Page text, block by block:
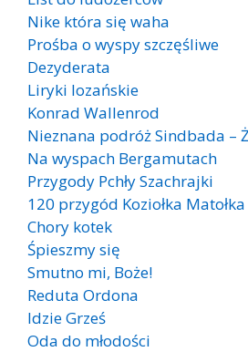
Nike która się waha
Prośba o wyspy szczęśliwe
Dezyderata
Liryki lozańskie
Konrad Wallenrod
Nieznana podróż Sindbada –
Na wyspach Bergamutach
Przygody Pchły Szachrajki
120 przygód Koziołka Matołka
Chory kotek
Śpieszmy się
Smutno mi, Boże!
Reduta Ordona
Idzie Grześ
Oda do młodości